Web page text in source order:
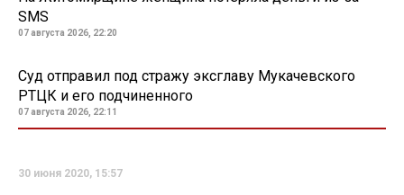
SMS
07 августа 2026, 22:20
Суд отправил под стражу эксглаву Мукачевского
РТЦК и его подчиненного
07 августа 2026, 22:11
30 июня 2020, 15:57